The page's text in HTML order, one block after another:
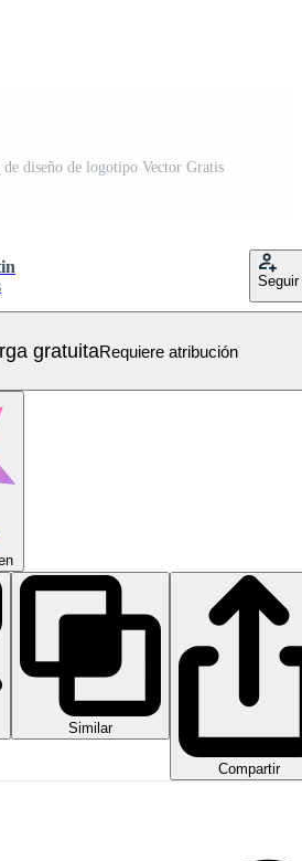
diseño de logotipo Vector Gratis
Seguir
gratuitaRequiere atribución
Similar
Compartir